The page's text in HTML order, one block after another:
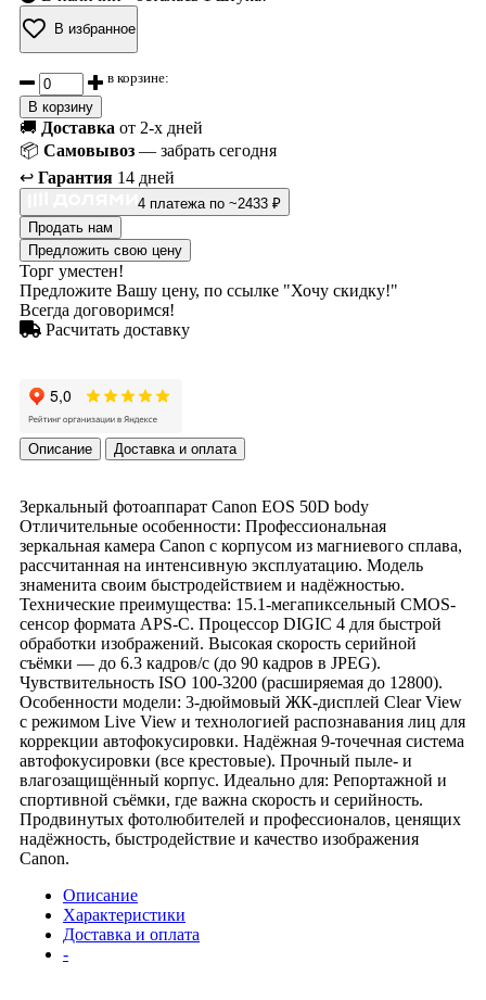
В избранное
в корзине:
В корзину
🚚 Доставка от 2-х дней
📦 Самовывоз — забрать сегодня
↩️ Гарантия 14 дней
4 платежа по ~2433 ₽
Продать нам
Предложить свою цену
Торг уместен!
Предложите Вашу цену, по ссылке "Хочу скидку!"
Всегда договоримся!
Расчитать доставку
Описание Доставка и оплата
Зеркальный фотоаппарат Canon EOS 50D body
Отличительные особенности: Профессиональная
зеркальная камера Canon с корпусом из магниевого сплава,
рассчитанная на интенсивную эксплуатацию. Модель
знаменита своим быстродействием и надёжностью.
Технические преимущества: 15.1-мегапиксельный CMOS-
сенсор формата APS-C. Процессор DIGIC 4 для быстрой
обработки изображений. Высокая скорость серийной
съёмки — до 6.3 кадров/с (до 90 кадров в JPEG).
Чувствительность ISO 100-3200 (расширяемая до 12800).
Особенности модели: 3-дюймовый ЖК-дисплей Clear View
с режимом Live View и технологией распознавания лиц для
коррекции автофокусировки. Надёжная 9-точечная система
автофокусировки (все крестовые). Прочный пыле- и
влагозащищённый корпус. Идеально для: Репортажной и
спортивной съёмки, где важна скорость и серийность.
Продвинутых фотолюбителей и профессионалов, ценящих
надёжность, быстродействие и качество изображения
Canon.
Описание
Характеристики
Доставка и оплата
-